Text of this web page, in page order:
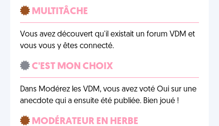
MULTITÂCHE
Vous avez découvert qu'il existait un forum VDM et
vous vous y êtes connecté.
C'EST MON CHOIX
Dans Modérez les VDM, vous avez voté Oui sur une
anecdote qui a ensuite été publiée. Bien joué !
MODÉRATEUR EN HERBE